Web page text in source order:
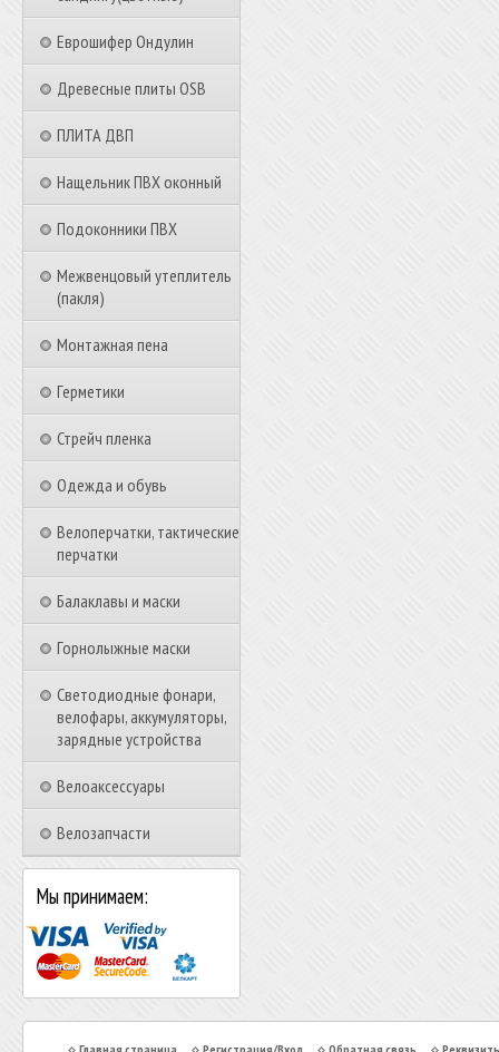
Еврошифер Ондулин
Древесные плиты OSB
ПЛИТА ДВП
Нащельник ПВХ оконный
Подоконники ПВХ
Межвенцовый утеплитель
(пакля)
Монтажная пена
Герметики
Стрейч пленка
Одежда и обувь
Велоперчатки, тактические
перчатки
Балаклавы и маски
Горнолыжные маски
Светодиодные фонари,
велофары, аккумуляторы,
зарядные устройства
Велоаксессуары
Велозапчасти
Мы принимаем: